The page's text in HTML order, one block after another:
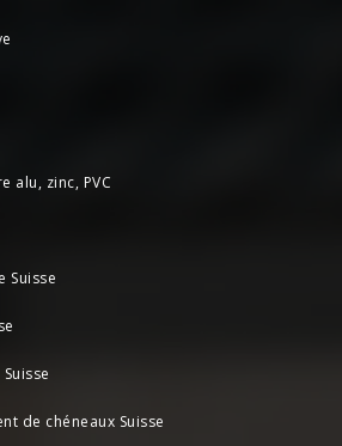
alu, zinc, PVC
Suisse
de chéneaux Suisse